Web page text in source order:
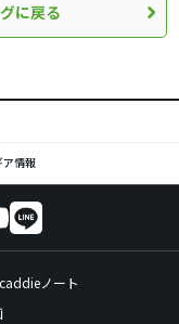
に戻る
ア情報
ノート